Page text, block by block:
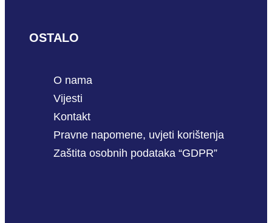
OSTALO
O nama
Vijesti
Kontakt
Pravne napomene, uvjeti korištenja
Zaštita osobnih podataka “GDPR”